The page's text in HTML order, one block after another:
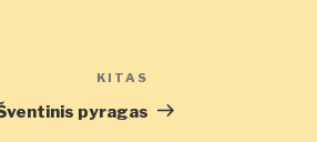
įrašas
KITAS
pyragas